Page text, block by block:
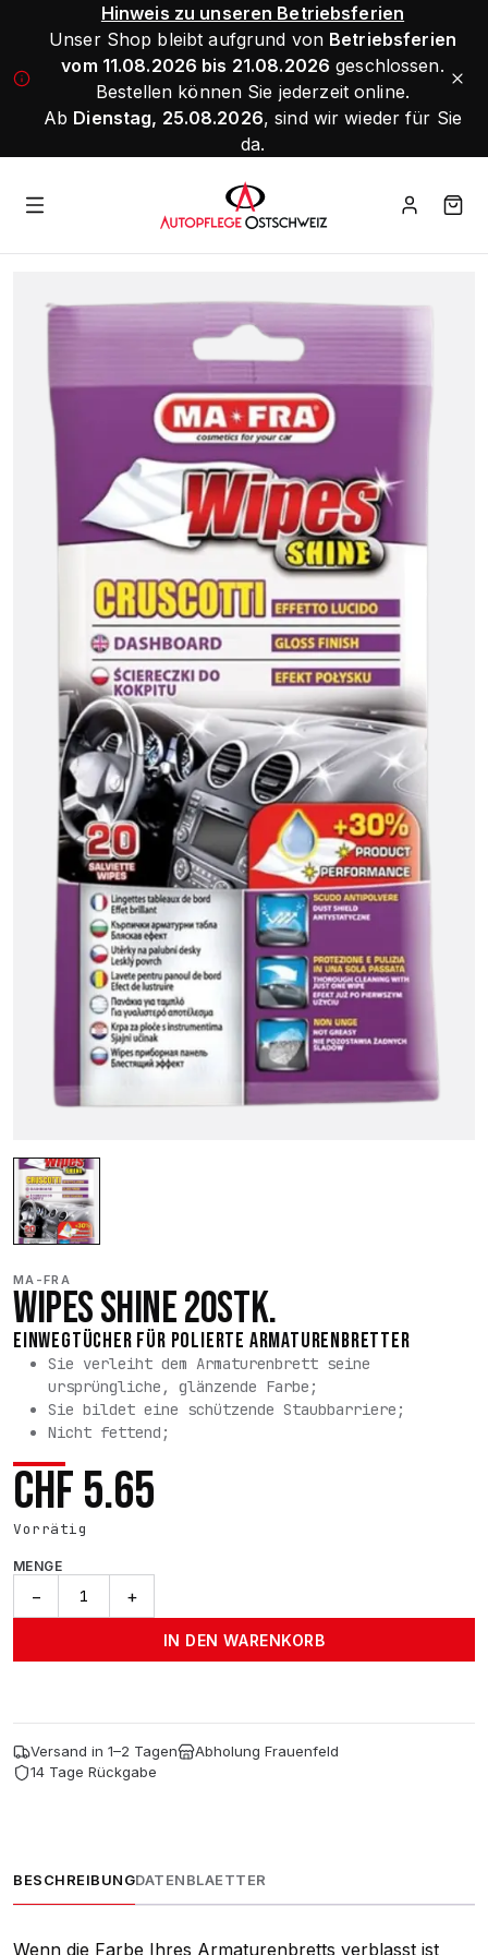
Hinweis zu unseren Betriebsferien
Unser Shop bleibt aufgrund von Betriebsferien
vom 11.08.2026 bis 21.08.2026 geschlossen.
Bestellen können Sie jederzeit online.
Ab Dienstag, 25.08.2026, sind wir wieder für Sie
da.
MA-FRA
WIPES SHINE 20STK.
EINWEGTÜCHER FÜR POLIERTE ARMATURENBRETTER
Sie verleiht dem Armaturenbrett seine
ursprüngliche, glänzende Farbe;
Sie bildet eine schützende Staubbarriere;
Nicht fettend;
CHF5.65
Vorrätig
MENGE
− +
IN DEN WARENKORB
Versand in 1–2 Tagen
Abholung Frauenfeld
14 Tage Rückgabe
BESCHREIBUNGDATENBLAETTER
Wenn die Farbe Ihres Armaturenbretts verblasst ist